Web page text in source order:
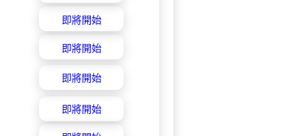
即將開始
即將開始
即將開始
即將開始